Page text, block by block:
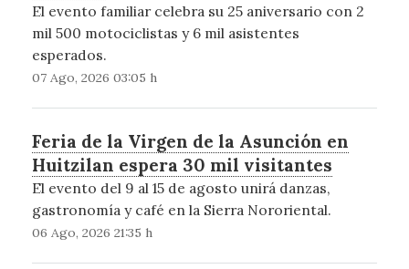
El evento familiar celebra su 25 aniversario con 2
mil 500 motociclistas y 6 mil asistentes
esperados.
07 Ago, 2026 03:05 h
Feria de la Virgen de la Asunción en
Huitzilan espera 30 mil visitantes
El evento del 9 al 15 de agosto unirá danzas,
gastronomía y café en la Sierra Nororiental.
06 Ago, 2026 21:35 h